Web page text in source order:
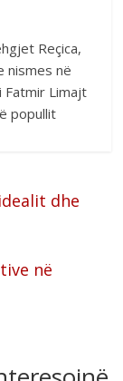
Reçica,
nismes në
Fatmir Limajt
popullit
dhe
në